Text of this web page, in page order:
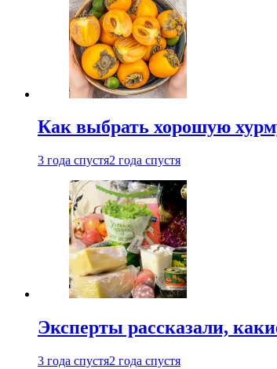
Как выбрать хорошую
3 года спустя2 года спустя
Эксперты рассказали,
3 года спустя2 года спустя